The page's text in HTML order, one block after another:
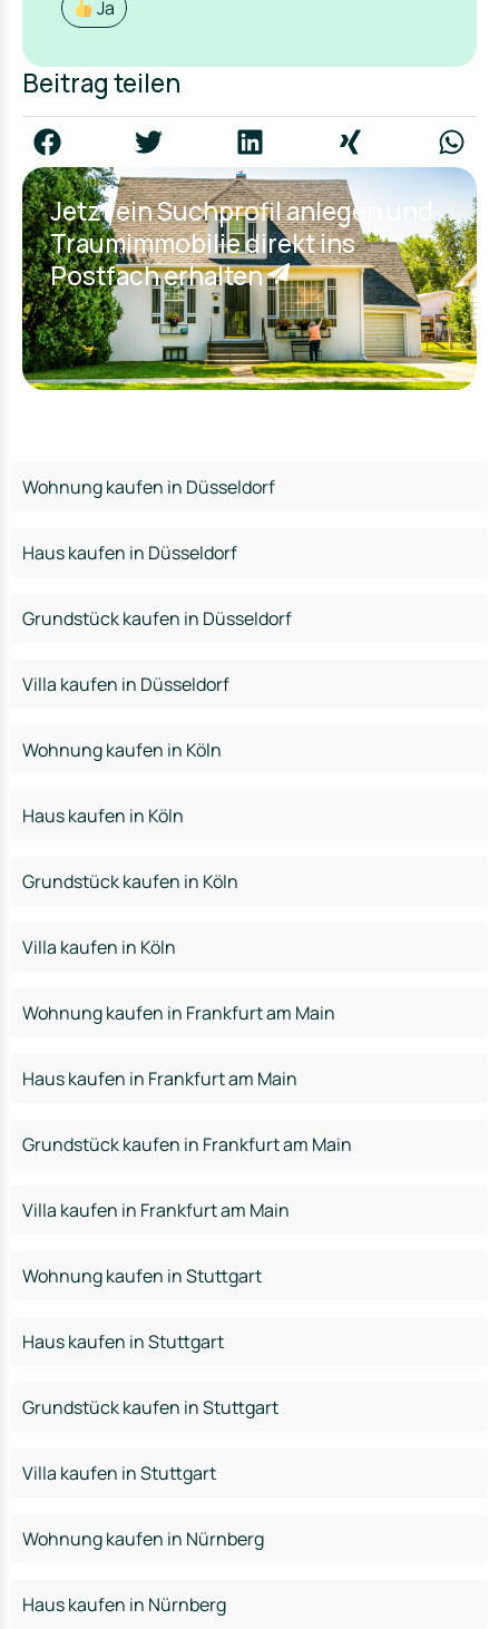
Ja
Beitrag teilen
Jetzt ein Suchprofil anlegen und
Traumimmobilie direkt ins
Postfach erhalten
Wohnung kaufen in Düsseldorf
Haus kaufen in Düsseldorf
Grundstück kaufen in Düsseldorf
Villa kaufen in Düsseldorf
Wohnung kaufen in Köln
Haus kaufen in Köln
Grundstück kaufen in Köln
Villa kaufen in Köln
Wohnung kaufen in Frankfurt am Main
Haus kaufen in Frankfurt am Main
Grundstück kaufen in Frankfurt am Main
Villa kaufen in Frankfurt am Main
Wohnung kaufen in Stuttgart
Haus kaufen in Stuttgart
Grundstück kaufen in Stuttgart
Villa kaufen in Stuttgart
Wohnung kaufen in Nürnberg
Haus kaufen in Nürnberg